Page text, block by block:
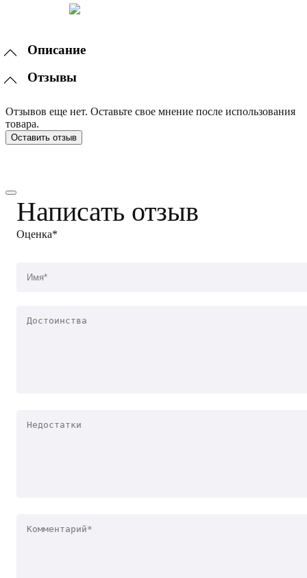
Описание
Отзывы
Отзывов еще нет. Оставьте свое мнение после использования
товара.
Оставить отзыв
Написать отзыв
Оценка*